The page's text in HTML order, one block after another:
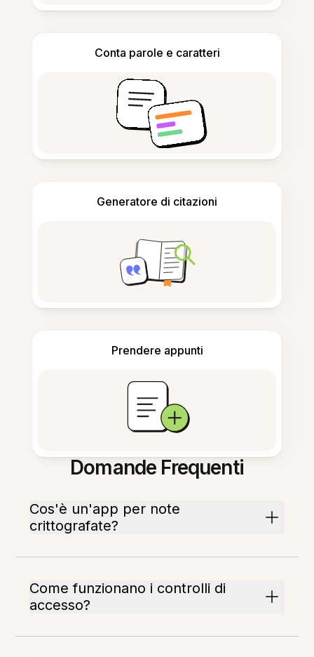
Conta parole e caratteri
Generatore di citazioni
Prendere appunti
Domande Frequenti
Cos'è un'app per note
crittografate?
Come funzionano i controlli di
accesso?